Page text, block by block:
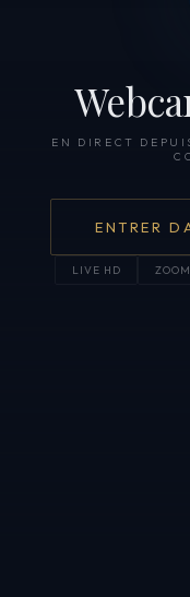
EN DIRECT
ENTRER
LIVE HD